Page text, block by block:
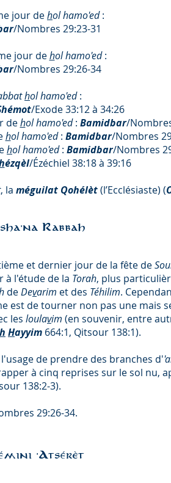
jour dehol hamo'ed:
/Nombres 29:23-31
jour dehol hamo'ed:
/Nombres 29:26-34
hol hamo'ed:
/Exode 33:12 à 34:26
dehol hamo'ed: Bamidbar/
hol hamo'ed: Bamidbar/Nombres
hol hamo'ed: Bamidbar/Nombres
ézqèl/Ézéchiel 38:18 à 39:16
, la méguilat Qohélèt(l’Ecclésiaste) (
Rabbah
et dernier jour de la fête de
à l'étude de la Torah, plus
deDevarim et des Téhilim.
est de tourner non pas une mais
les loulavim (en souvenir, entre
h Hayyim 664:1, Qitsour 138:1).
de prendre des branches d'
à cinq reprises sur le sol nu,
138:2-3).
29:26-34.
'Atsérèt